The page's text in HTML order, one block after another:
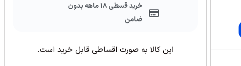
خرید قسطی ۱۸ ماهه بدون
ضامن
این کالا به صورت اقساطی قابل خرید است.